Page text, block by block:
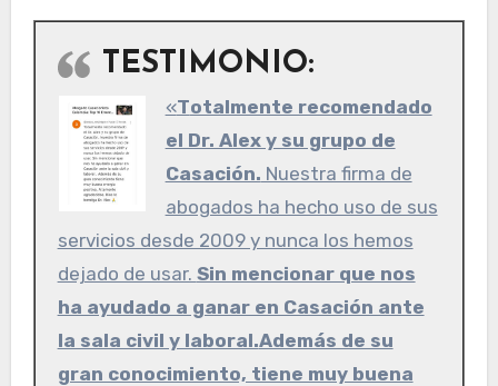
TESTIMONIO:
«Totalmente recomendado
el Dr. Alex y su grupo de
Casación. Nuestra firma de
abogados ha hecho uso de sus
servicios desde 2009 y nunca los hemos
dejado de usar. Sin mencionar que nos
ha ayudado a ganar en Casación ante
la sala civil y laboral.Además de su
gran conocimiento, tiene muy buena